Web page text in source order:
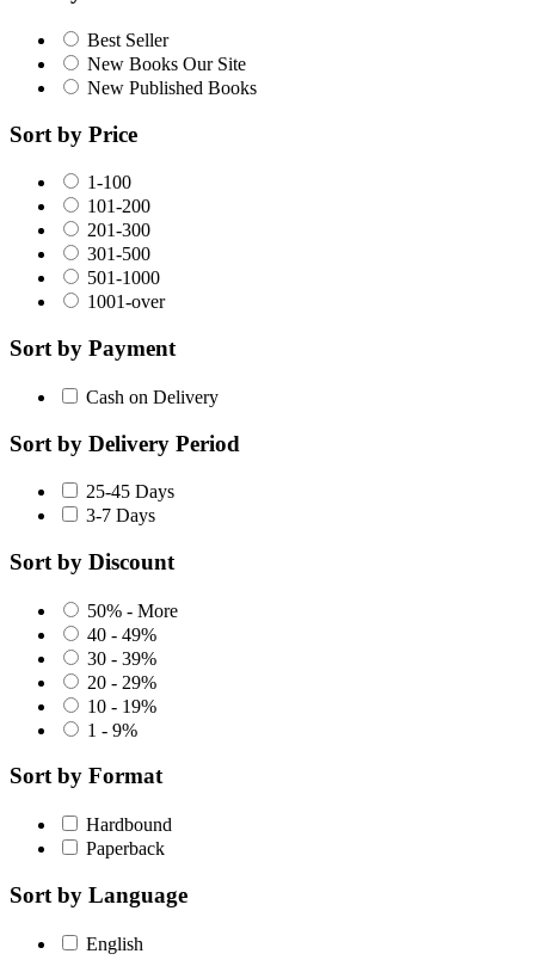
Best Seller
New Books Our Site
New Published Books
Sort by Price
1-100
101-200
201-300
301-500
501-1000
1001-over
Sort by Payment
Cash on Delivery
Sort by Delivery Period
25-45 Days
3-7 Days
Sort by Discount
50% - More
40 - 49%
30 - 39%
20 - 29%
10 - 19%
1 - 9%
Sort by Format
Hardbound
Paperback
Sort by Language
English